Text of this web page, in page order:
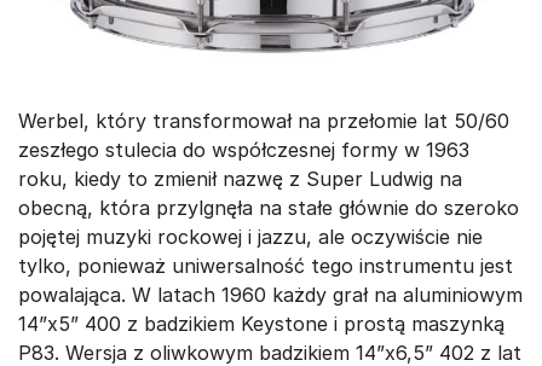
Werbel, który transformował na przełomie lat 50/60
zeszłego stulecia do współczesnej formy w 1963
roku, kiedy to zmienił nazwę z Super Ludwig na
obecną, która przylgnęła na stałe głównie do szeroko
pojętej muzyki rockowej i jazzu, ale oczywiście nie
tylko, ponieważ uniwersalność tego instrumentu jest
powalająca. W latach 1960 każdy grał na aluminiowym
14”x5” 400 z badzikiem Keystone i prostą maszynką
P83. Wersja z oliwkowym badzikiem 14”x6,5” 402 z lat